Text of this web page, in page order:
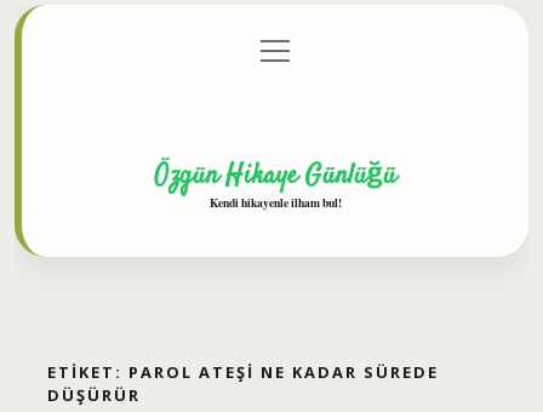
Gizlilik Politikası
menüyü
aç
Özgün Hikaye Günlüğü
Kendi hikayenle ilham bul!
ETIKET: PAROL ATEŞI NE KADAR SÜREDE
DÜŞÜRÜR